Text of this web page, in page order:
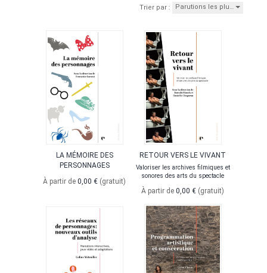
Trier par : Parutions les plu…
LA MÉMOIRE DES
PERSONNAGES
À partir de 0,00 € (gratuit)
RETOUR VERS LE VIVANT
Valoriser les archives filmiques et
sonores des arts du spectacle
À partir de 0,00 € (gratuit)